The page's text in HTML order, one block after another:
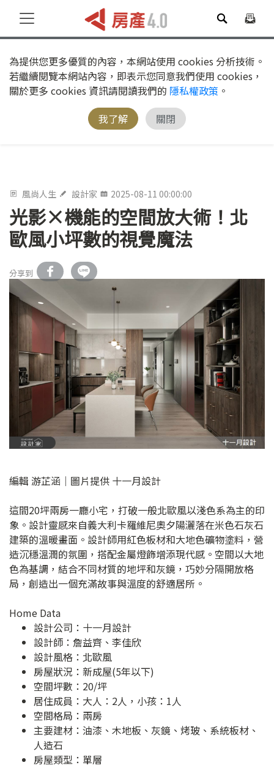
為提供您更多優質的內容，本網站使用 cookies 分析技術。
若繼續閱覽本網站內容，即表示您同意我們使用 cookies，
關於更多 cookies 資訊請閱讀我們的 隱私權政策 。
我了解
關閉
風尚人生 設計家 2025-08-11 00:00:00
光影×機能的空間放大術！北
歐風小坪數的視覺魔法
分享到
編輯 游芷涵｜圖片提供 十一月設計
這間20坪兩房一廳小宅，打破一般北歐風以淺色系為主的印
象。設計靈感來自義大利卡羅維尼奧夕陽灑落在米色石灰石
建築的溫暖畫面。設計師用紅色板材和大地色礦物塗料，營
造沉穩溫潤的氛圍，搭配金屬燈飾增添現代感。空間以大地
色為基調，結合不同材質的地坪和灰鏡，巧妙分隔開放格
局，創造出一個充滿故事與溫度的舒適居所。
Home Data
設計公司： 十一月設計
設計師：詹益齊、李佳欣
設計風格：北歐風
房屋狀況：新成屋(5年以下)
空間坪數：20/坪
居住成員：大人：2人，小孩：1人
空間格局：兩房
主要建材：油漆、木地板、灰鏡、烤玻、系統板材、
人造石
房屋類型：單層